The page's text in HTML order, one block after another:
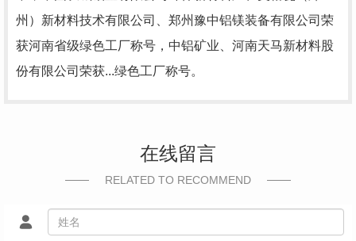
州）新材料技术有限公司、郑州豫中铝镁装备有限公司荣
获河南省级绿色工厂称号，中铝矿业、河南天马新材料股
份有限公司荣获...绿色工厂称号。
在线留言
RELATED TO RECOMMEND